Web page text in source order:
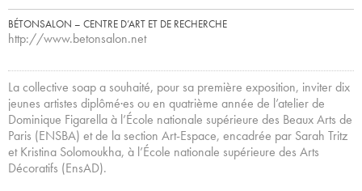
BÉTONSALON – CENTRE D’ART ET DE RECHERCHE
http://www.betonsalon.net
La col­lec­tive soap a sou­haité, pour sa pre­mière expo­si­tion, invi­ter dix
jeunes artis­tes diplô­mé·es ou en qua­trième année de l’ate­lier de
Dominique Figarella à l’École natio­nale supé­rieure des Beaux Arts de
Paris (ENSBA) et de la sec­tion Art-Espace, enca­drée par Sarah Tritz
et Kristina Solomoukha, à l’École natio­nale supé­rieure des Arts
Décoratifs (EnsAD).